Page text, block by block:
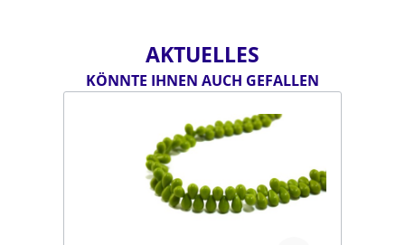
AKTUELLES
KÖNNTE IHNEN AUCH GEFALLEN